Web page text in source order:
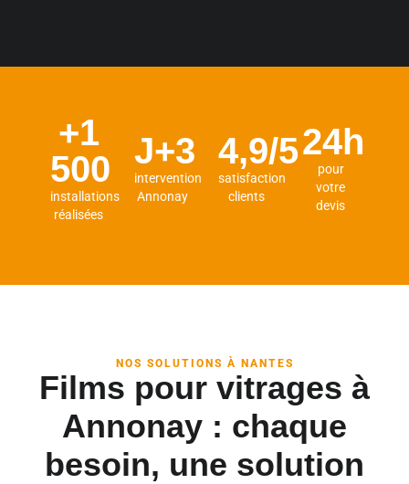
+1
500
installations
réalisées
J+3
intervention
Annonay
4,9/5
satisfaction
clients
24h
pour
votre
devis
NOS SOLUTIONS À NANTES
Films pour vitrages à
Annonay : chaque
besoin, une solution